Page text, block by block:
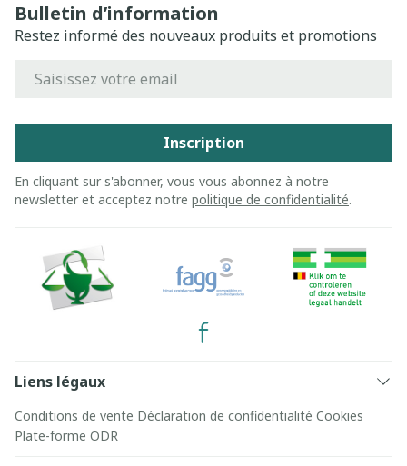
Bulletin d’information
Restez informé des nouveaux produits et promotions
Inscription
En cliquant sur s'abonner, vous vous abonnez à notre
newsletter et acceptez notre politique de confidentialité.
Liens légaux
Conditions de vente Déclaration de confidentialité Cookies
Plate-forme ODR